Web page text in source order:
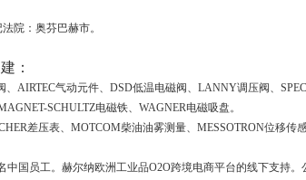
院：奥芬巴赫市。
：
AIRTEC气动元件、DSD低温电磁阀、LANNY调压阀、
SCHULTZ电磁铁、WAGNER电磁吸盘。
差压表、MOTCOM柴油油雾测量、MESSOTRON位移传感
国员工。赫尔纳欧洲工业品O2O跨境电商平台的线下支持。